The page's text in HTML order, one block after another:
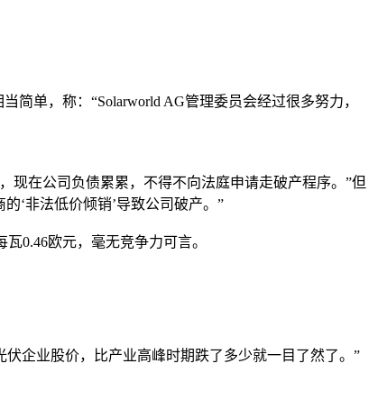
简单，称：“Solarworld AG管理委员会经过很多努力，
在公司负债累累，不得不向法庭申请走破产程序。”但
‘非法低价倾销’导致公司破产。”
0.46欧元，毫无竞争力可言。
企业股价，比产业高峰时期跌了多少就一目了然了。”